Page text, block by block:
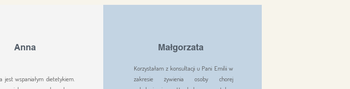
Anna
jest wspaniałym dietetykiem.
Małgorzata
Korzystałam z konsultacji u Pani Emilii w
zakresie żywienia osoby chorej